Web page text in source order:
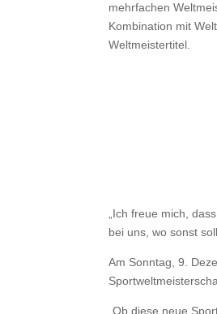
mehrfachen
Kombination mit
Weltmeistertitel.
„Ich freue mich,
bei uns, wo sonst
Am Sonntag, 9.
„Ob diese neue